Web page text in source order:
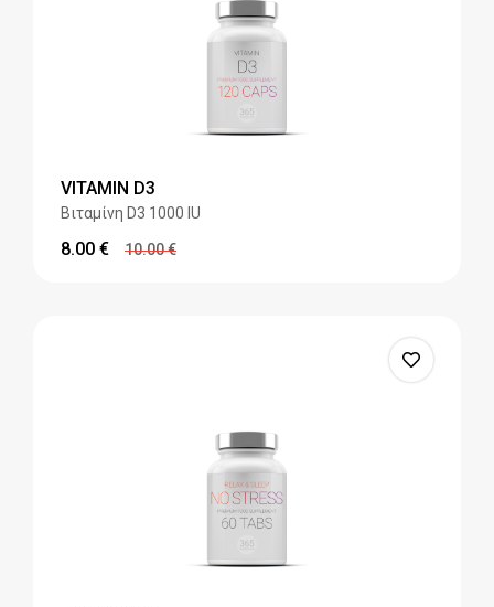
VITAMIN D3
Βιταμίνη D3 1000 IU
8.00 € 10.00€